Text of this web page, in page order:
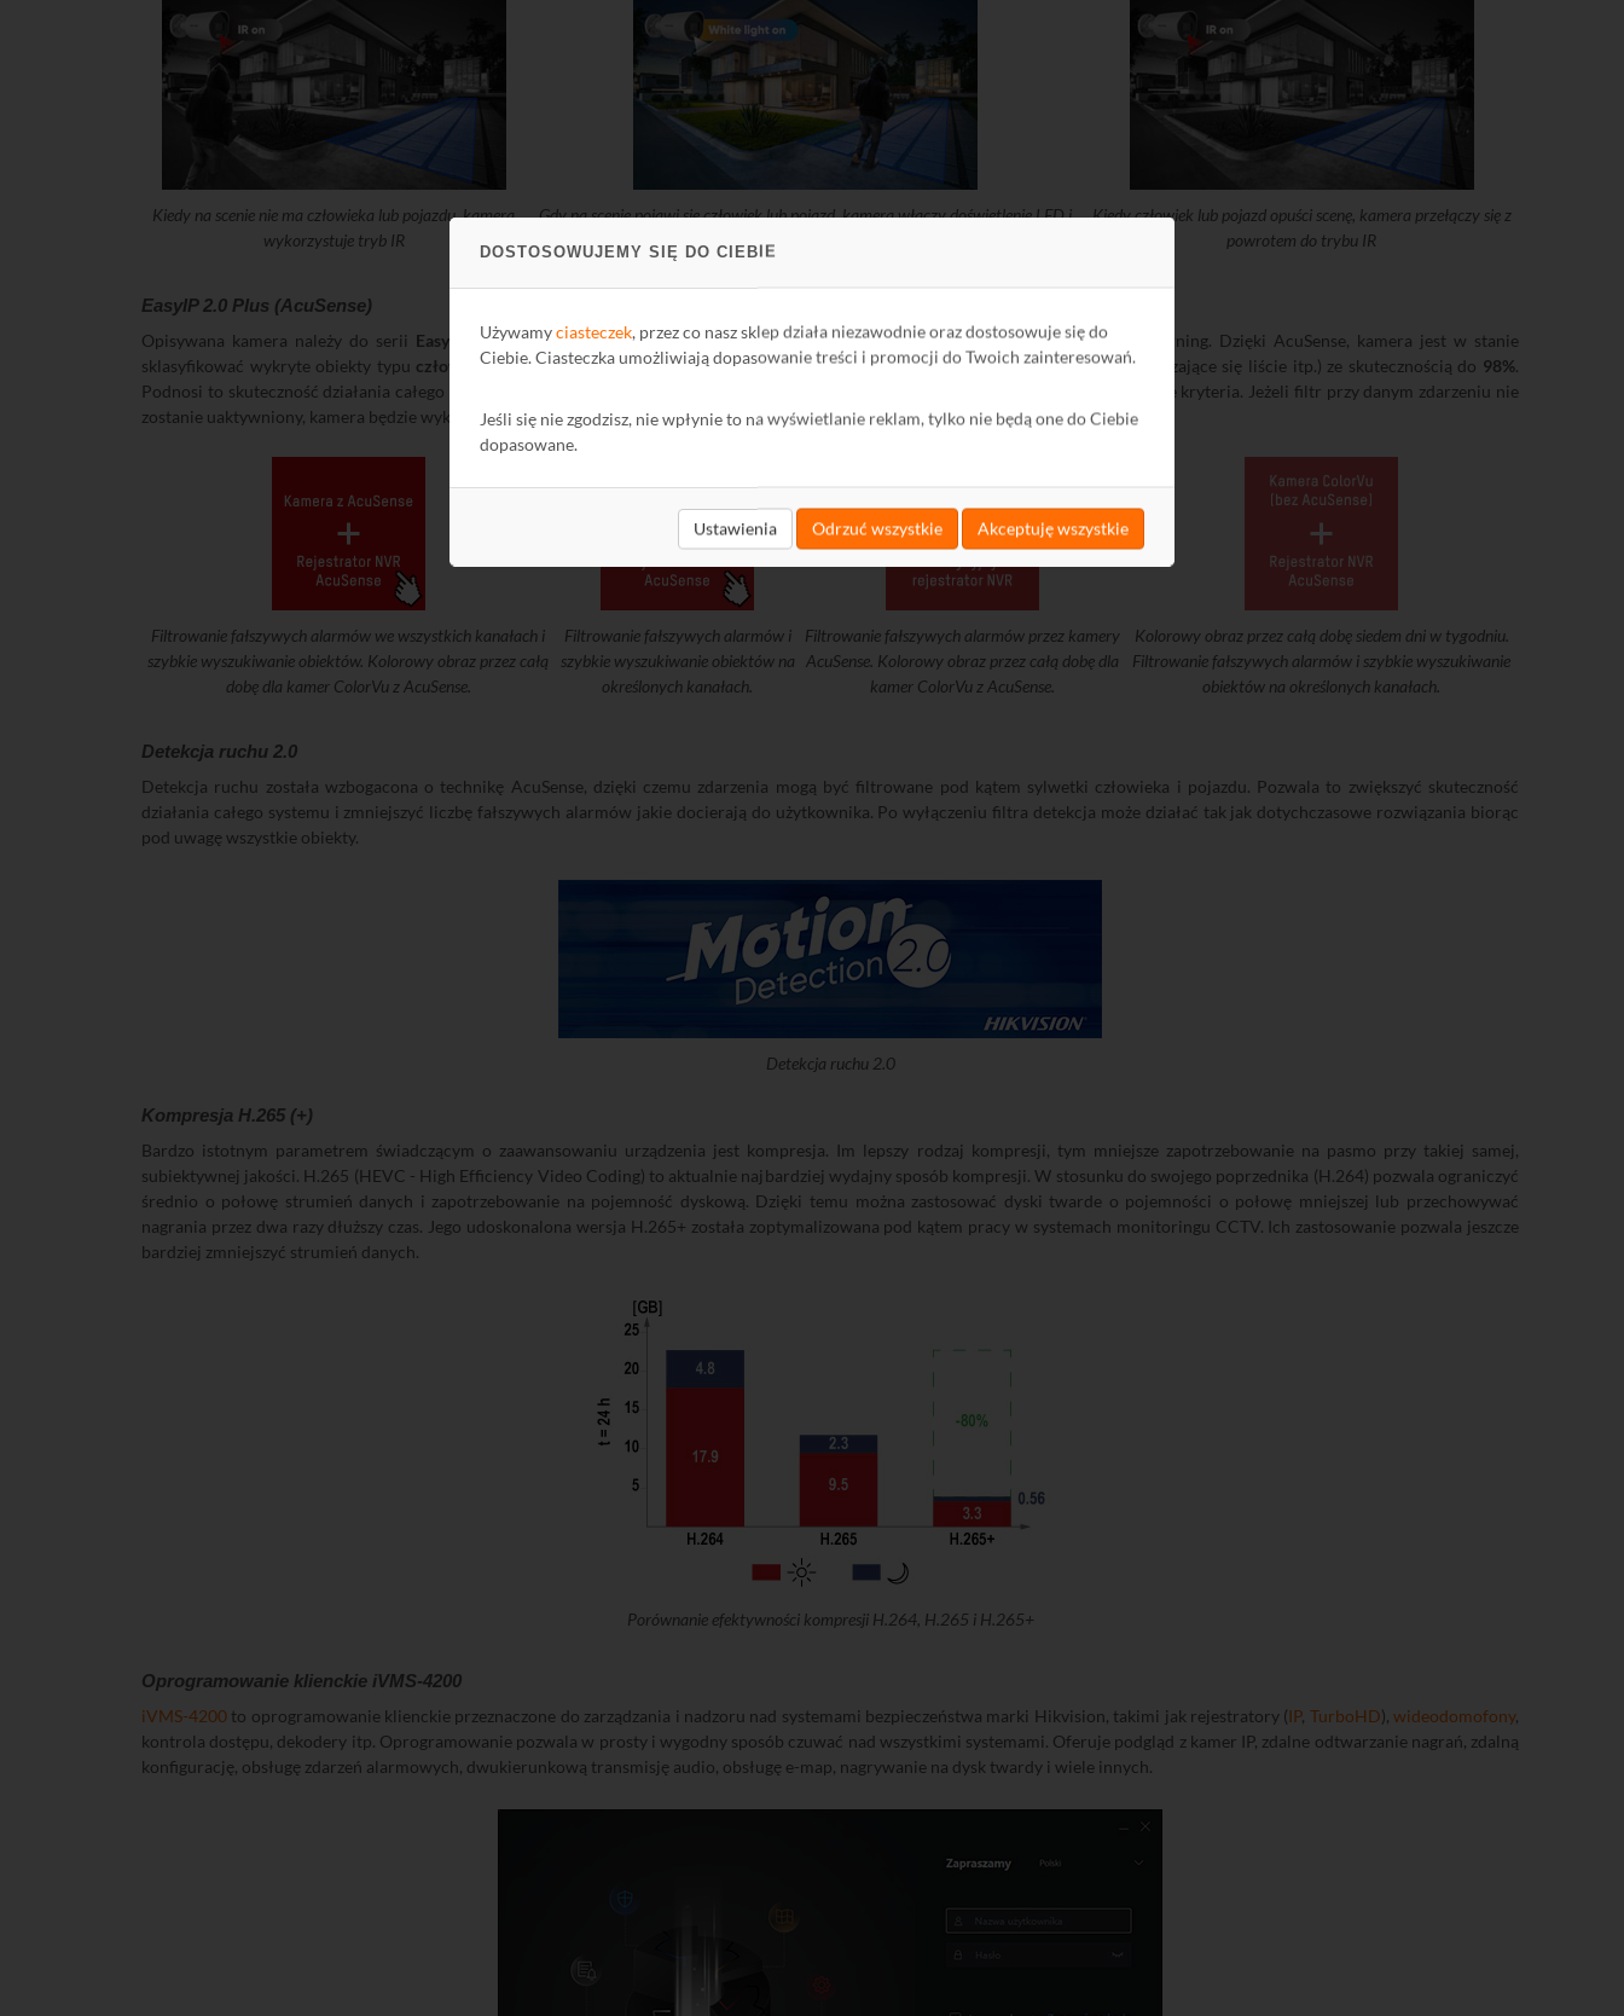
DOSTOSOWUJEMY SIĘ DO CIEBIE
Używamyciasteczek, przez co nasz sklep działa niezawodnie oraz dostosowuje się do
Ciebie. Ciasteczka umożliwiają dopasowanie treści i promocji do Twoich zainteresowań.
Jeśli się nie zgodzisz, nie wpłynie to na wyświetlanie reklam, tylko nie będą one do Ciebie
dopasowane.
Ustawienia Odrzuć wszystkie Akceptuję wszystkie
Kiedy na scenie nie ma człowieka lub pojazdu, kamera
wykorzystuje tryb IR
Gdy na scenie pojawi się człowiek lub pojazd, kamera włączy doświetlenie LED i
przełączy się w tryb kolorowy
Kiedy człowiek lub pojazd opuści scenę, kamera przełączy się z
powrotem do trybu IR
EasyIP 2.0 Plus (AcuSense)
Opisywana kamera należy do serii EasyIP 2.0 Plusztechniką AcuSense , która bazuje na algorytmach głębokiego uczenia Deep Learning. Dzięki AcuSense, kamera jest w stanie
sklasyfikować wykryte obiekty typu człowiekipojazdoraz odfiltrować wszystkie fałszywe alarmy (np. zwierzęta, deszcz, pajęczyny, ruszające się liście itp.) ze skutecznością do 98%.
Podnosi to skuteczność działania całego systemu monitoringu, a użytkownik końcowy otrzymuje tylko informacje o alarmach spełniające kryteria. Jeżeli filtr przy danym zdarzeniu nie
zostanie uaktywniony, kamera będzie wykrywała wszystkie obiekty tak jak odbywało się to przy dotychczasowych rozwiązaniach.
Filtrowanie fałszywych alarmów we wszystkich kanałach i
szybkie wyszukiwanie obiektów. Kolorowy obraz przez całą
dobę dla kamer ColorVu z AcuSense.
Filtrowanie fałszywych alarmów i
szybkie wyszukiwanie obiektów na
określonych kanałach.
Filtrowanie fałszywych alarmów przez kamery
AcuSense. Kolorowy obraz przez całą dobę dla
kamer ColorVu z AcuSense.
Kolorowy obraz przez całą dobę siedem dni w tygodniu.
Filtrowanie fałszywych alarmów i szybkie wyszukiwanie
obiektów na określonych kanałach.
Detekcja ruchu 2.0
Detekcja ruchu została wzbogacona o technikę AcuSense, dzięki czemu zdarzenia mogą być filtrowane pod kątem sylwetki człowieka i pojazdu. Pozwala to zwiększyć skuteczność
działania całego systemu i zmniejszyć liczbę fałszywych alarmów jakie docierają do użytkownika. Po wyłączeniu filtra detekcja może działać tak jak dotychczasowe rozwiązania biorąc
pod uwagę wszystkie obiekty.
Detekcja ruchu 2.0
Kompresja H.265 (+)
Bardzo istotnym parametrem świadczącym o zaawansowaniu urządzenia jest kompresja. Im lepszy rodzaj kompresji, tym mniejsze zapotrzebowanie na pasmo przy takiej samej,
subiektywnej jakości. H.265 (HEVC - High Efficiency Video Coding) to aktualnie najbardziej wydajny sposób kompresji. W stosunku do swojego poprzednika (H.264) pozwala ograniczyć
średnio o połowę strumień danych i zapotrzebowanie na pojemność dyskową. Dzięki temu można zastosować dyski twarde o pojemności o połowę mniejszej lub przechowywać
nagrania przez dwa razy dłuższy czas. Jego udoskonalona wersja H.265+ została zoptymalizowana pod kątem pracy w systemach monitoringu CCTV. Ich zastosowanie pozwala jeszcze
bardziej zmniejszyć strumień danych.
Porównanie efektywności kompresji H.264, H.265 i H.265+
Oprogramowanie klienckie iVMS-4200
iVMS-4200 to oprogramowanie klienckie przeznaczone do zarządzania i nadzoru nad systemami bezpieczeństwa marki Hikvision, takimi jak rejestratory (IP, TurboHD),wideodomofony,
kontrola dostępu, dekodery itp. Oprogramowanie pozwala w prosty i wygodny sposób czuwać nad wszystkimi systemami. Oferuje podgląd z kamer IP, zdalne odtwarzanie nagrań, zdalną
konfigurację, obsługę zdarzeń alarmowych, dwukierunkową transmisję audio, obsługę e-map, nagrywanie na dysk twardy i wiele innych.